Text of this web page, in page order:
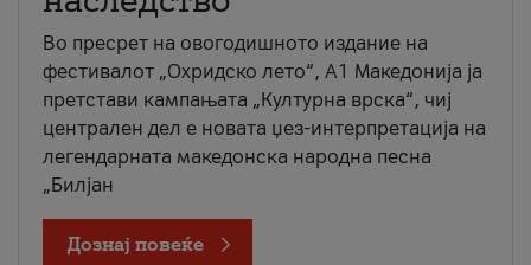
Во пресрет на овогодишното издание на
фестивалот „Охридско лето“, А1 Македонија ја
претстави кампањата „Културна врска“, чиј
централен дел е новата џез-интерпретација на
легендарната македонска народна песна
„Билјан
Дознај повеќе